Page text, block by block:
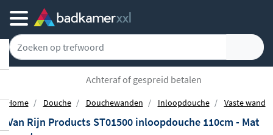
Achteraf of gespreid betalen
Home Douche Douchewanden Inloopdouche Vaste wand
Van Rijn Products ST01500 inloopdouche 110cm - Mat